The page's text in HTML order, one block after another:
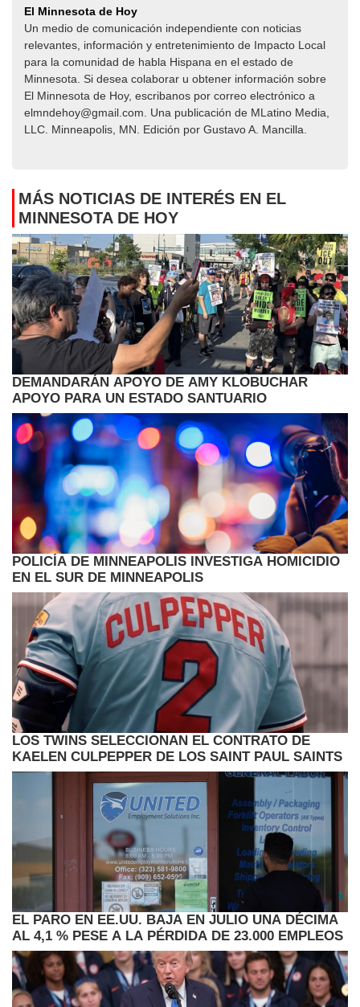
El Minnesota de Hoy
Un medio de comunicación independiente con noticias
relevantes, información y entretenimiento de Impacto Local​​
para la comunidad de habla Hispana en el estado de
Minnesota. Si desea colaborar u obtener información sobre
El Minnesota de Hoy, escribanos por correo electrónico a
elmndehoy@gmail.com. Una publicación de MLatino Media,
LLC. Minneapolis, MN. Edición por Gustavo A. Mancilla.
MÁS NOTICIAS DE INTERÉS EN EL
MINNESOTA DE HOY
DEMANDARÁN APOYO DE AMY KLOBUCHAR
APOYO PARA UN ESTADO SANTUARIO
POLICÍA DE MINNEAPOLIS INVESTIGA HOMICIDIO
EN EL SUR DE MINNEAPOLIS
LOS TWINS SELECCIONAN EL CONTRATO DE
KAELEN CULPEPPER DE LOS SAINT PAUL SAINTS
EL PARO EN EE.UU. BAJA EN JULIO UNA DÉCIMA
AL 4,1 % PESE A LA PÉRDIDA DE 23.000 EMPLEOS